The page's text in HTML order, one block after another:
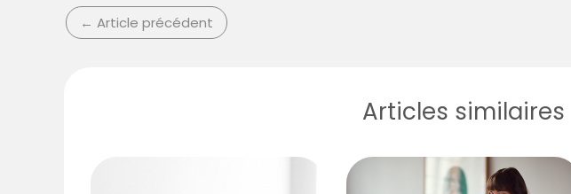
← Article précédent
Articles similaires